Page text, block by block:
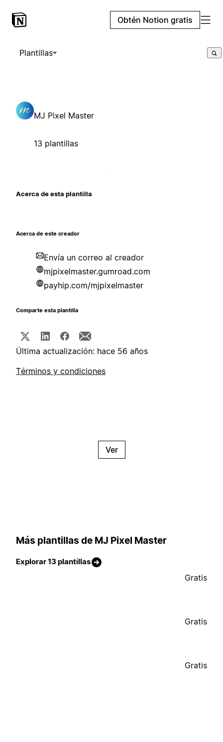
Obtén Notion gratis
Plantillas
MJ Pixel Master
13 plantillas
Acerca de esta plantilla
Acerca de este creador
Envía un correo al creador
mjpixelmaster.gumroad.com
payhip.com/mjpixelmaster
Comparte esta plantilla
Última actualización: hace 56 años
Términos y condiciones
Ver
Más plantillas de MJ Pixel Master
Explorar 13 plantillas
Gratis
Gratis
Gratis